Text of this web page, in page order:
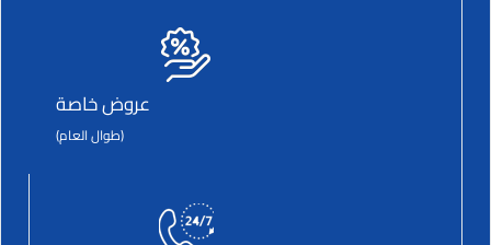
عروض خاصة
(طوال العام)